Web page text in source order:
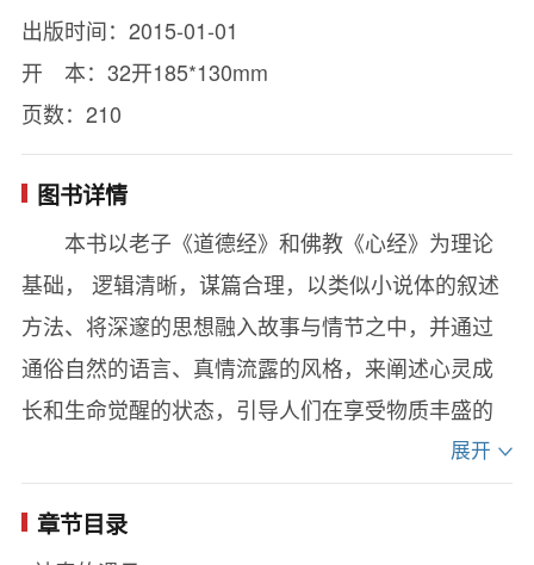
出版时间：2015-01-01
开 本：32开185*130mm
页数：210
图书详情
本书以老子《道德经》和佛教《心经》为理论
基础， 逻辑清晰，谋篇合理，以类似小说体的叙述
方法、将深邃的思想融入故事与情节之中，并通过
通俗自然的语言、真情流露的风格，来阐述心灵成
长和生命觉醒的状态，引导人们在享受物质丰盛的
同时，克服现实中的焦虑、困惑、紧张、压抑等负
面情绪，提升幸福指数，实现心灵的究竟解脱和生
命的大自在，体证人生的意义，到达幸福的彼岸。
展开
章节目录